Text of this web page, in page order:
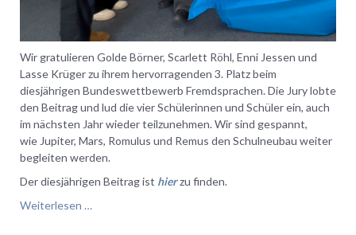
Wir gratulieren Golde Börner, Scarlett Röhl, Enni Jessen und
Lasse Krüger zu ihrem hervorragenden 3. Platz beim
diesjährigen Bundeswettbewerb Fremdsprachen. Die Jury lobte
den Beitrag und lud die vier Schülerinnen und Schüler ein, auch
im nächsten Jahr wieder teilzunehmen. Wir sind gespannt,
wie Jupiter, Mars, Romulus und Remus den Schulneubau weiter
begleiten werden.
Der diesjährigen Beitrag ist hierzu finden.
Weiterlesen …